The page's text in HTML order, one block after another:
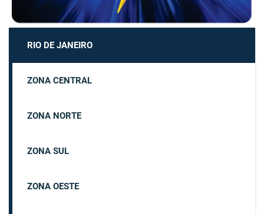
RIO DE JANEIRO
ZONA CENTRAL
ZONA NORTE
ZONA SUL
ZONA OESTE